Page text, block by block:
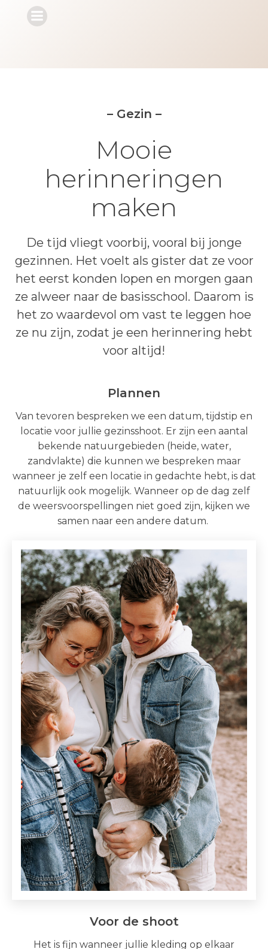
– Gezin –
Mooie
herinneringen
maken
De tijd vliegt voorbij, vooral bij jonge
gezinnen. Het voelt als gister dat ze voor
het eerst konden lopen en morgen gaan
ze alweer naar de basisschool. Daarom is
het zo waardevol om vast te leggen hoe
ze nu zijn, zodat je een herinnering hebt
voor altijd!
Plannen
Van tevoren bespreken we een datum, tijdstip en
locatie voor jullie gezinsshoot. Er zijn een aantal
bekende natuurgebieden (heide, water,
zandvlakte) die kunnen we bespreken maar
wanneer je zelf een locatie in gedachte hebt, is dat
natuurlijk ook mogelijk. Wanneer op de dag zelf
de weersvoorspellingen niet goed zijn, kijken we
samen naar een andere datum.
Voor de shoot
Het is fijn wanneer jullie kleding op elkaar